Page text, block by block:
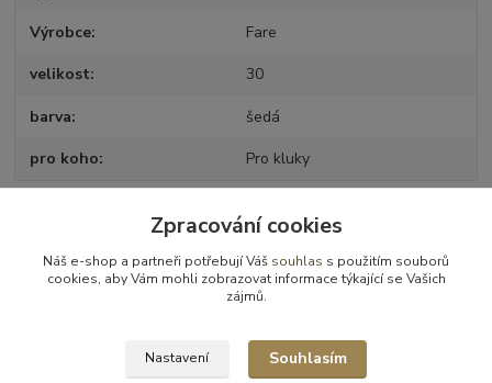
Výrobce Fare
velikost 30
barva šedá
pro koho Pro kluky
Zboží zařazeno v kategoriích
Obuv domácí
Zpracování cookies
Náš e-shop a partneři potřebují Váš souhlas s použitím souborů
cookies, aby Vám mohli zobrazovat informace týkající se Vašich
zájmů.
Nastavení Souhlasím